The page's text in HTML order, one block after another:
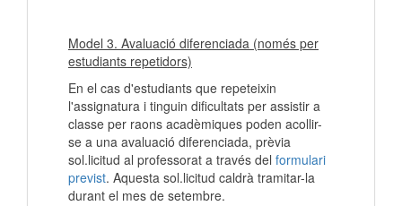
Model 3. Avaluació diferenciada (només per
estudiants repetidors)
En el cas d'estudiants que repeteixin
l'assignatura i tinguin dificultats per assistir a
classe per raons acadèmiques poden acollir-
se a una avaluació diferenciada, prèvia
sol.licitud al professorat a través del formulari
previst. Aquesta sol.licitud caldrà tramitar-la
durant el mes de setembre.